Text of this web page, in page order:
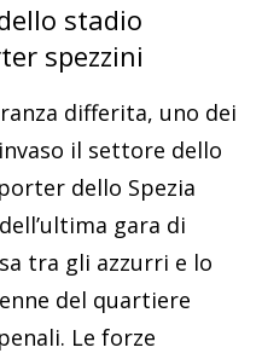
stadio
spezzini
differita, uno dei
il settore dello
dello Spezia
gara di
tra gli azzurri e lo
del quartiere
Le forze